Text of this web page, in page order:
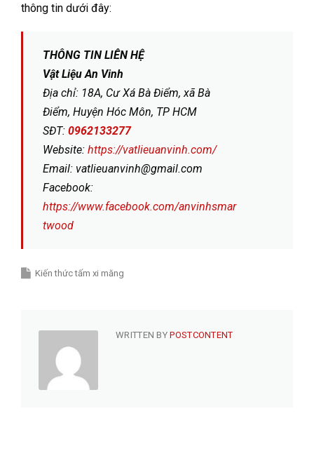
thông tin dưới đây:
THÔNG TIN LIÊN HỆ
Vật Liệu An Vinh
Địa chỉ: 18A, Cư Xá Bà Điểm, xã Bà
Điểm, Huyện Hóc Môn, TP HCM
SĐT: 0962133277
Website: https://vatlieuanvinh.com/
Email: vatlieuanvinh@gmail.com
Facebook:
https://www.facebook.com/anvinhsmar
twood
Kiến thức tấm xi măng
WRITTEN BYPOSTCONTENT